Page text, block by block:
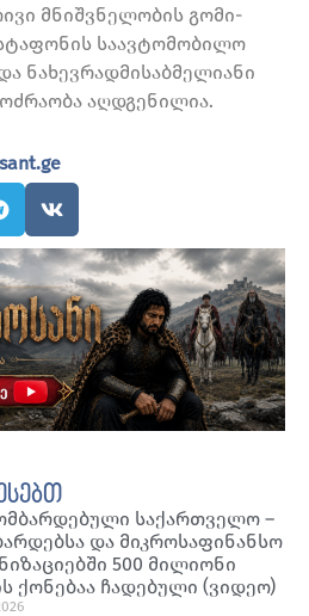
მნიშვნელობის გომი-
საავტომობილო
ნახევრადმისაბმელიანი
აღდგენილია.
საქართველო –
და მიკროსაფინანსო
500 მილიონი
ქონებაა ჩადებული (ვიდეო)